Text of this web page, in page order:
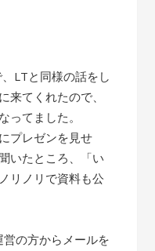
LTと同様の話をし
来てくれたので、
ってました。
プレゼンを見せ
いたところ、「い
リノリで資料も公
の方からメールを